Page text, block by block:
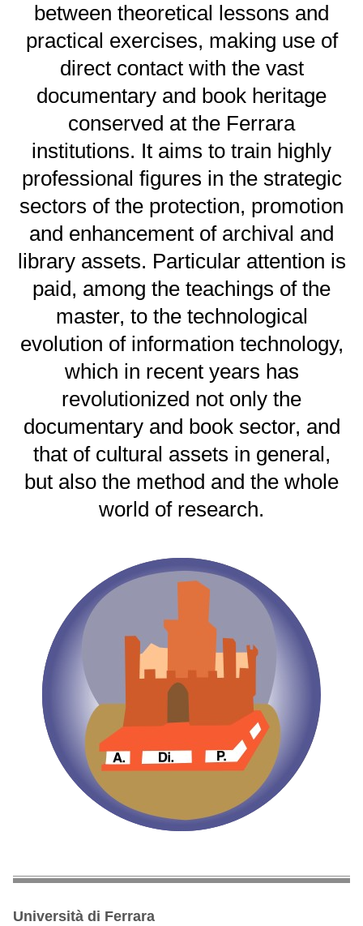
between theoretical lessons and
practical exercises, making use of
direct contact with the vast
documentary and book heritage
conserved at the Ferrara
institutions. It aims to train highly
professional figures in the strategic
sectors of the protection, promotion
and enhancement of archival and
library assets. Particular attention is
paid, among the teachings of the
master, to the technological
evolution of information technology,
which in recent years has
revolutionized not only the
documentary and book sector, and
that of cultural assets in general,
but also the method and the whole
world of research.
Università di Ferrara